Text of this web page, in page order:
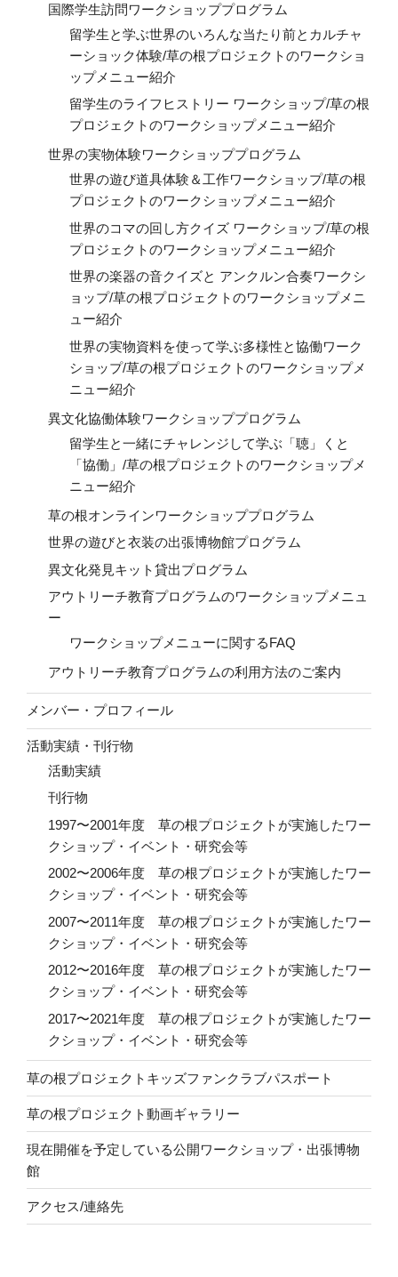
国際学生訪問ワークショッププログラム
留学生と学ぶ世界のいろんな当たり前とカルチャ
ーショック体験/草の根プロジェクトのワークショ
ップメニュー紹介
留学生のライフヒストリー ワークショップ/草の根
プロジェクトのワークショップメニュー紹介
世界の実物体験ワークショッププログラム
世界の遊び道具体験＆工作ワークショップ/草の根
プロジェクトのワークショップメニュー紹介
世界のコマの回し方クイズ ワークショップ/草の根
プロジェクトのワークショップメニュー紹介
世界の楽器の音クイズと アンクルン合奏ワークシ
ョップ/草の根プロジェクトのワークショップメニ
ュー紹介
世界の実物資料を使って学ぶ多様性と協働ワーク
ショップ/草の根プロジェクトのワークショップメ
ニュー紹介
異文化協働体験ワークショッププログラム
留学生と一緒にチャレンジして学ぶ「聴」くと
「協働」/草の根プロジェクトのワークショップメ
ニュー紹介
草の根オンラインワークショッププログラム
世界の遊びと衣装の出張博物館プログラム
異文化発見キット貸出プログラム
アウトリーチ教育プログラムのワークショップメニュ
ー
ワークショップメニューに関するFAQ
アウトリーチ教育プログラムの利用方法のご案内
メンバー・プロフィール
活動実績・刊行物
活動実績
刊行物
1997〜2001年度 草の根プロジェクトが実施したワー
クショップ・イベント・研究会等
2002〜2006年度 草の根プロジェクトが実施したワー
クショップ・イベント・研究会等
2007〜2011年度 草の根プロジェクトが実施したワー
クショップ・イベント・研究会等
2012〜2016年度 草の根プロジェクトが実施したワー
クショップ・イベント・研究会等
2017〜2021年度 草の根プロジェクトが実施したワー
クショップ・イベント・研究会等
草の根プロジェクトキッズファンクラブパスポート
草の根プロジェクト動画ギャラリー
現在開催を予定している公開ワークショップ・出張博物
館
アクセス/連絡先